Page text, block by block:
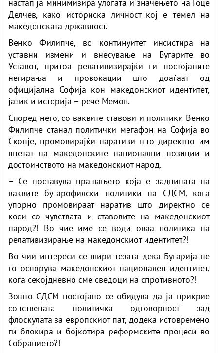
настап ја минимизира улогата и значењето на Гоце
Делчев, како историска личност кој е темел на
македонската државност.
Венко Филипче, во континуитет инсистира на
уставни измени и внесување на Бугарите во
Уставот, притоа релативизирајќи ги постојаните
негирања и провокации што доаѓаат од
официјална Софија кон македонскиот идентитет,
јазик и историја – рече Мемов.
Според него, со ваквите ставови и политики Венко
Филипче станал политички мегафон на Софија во
Скопје, промовирајќи наративи што директно им
штетат на македонските национални позиции и
достоинството на македонскиот народ.
– Се поставува прашањето која е заднината на
ваквите бугарофилски политики на СДСМ, кога
упорно промовираат наратив што директно се
коси со чувствата и ставовите на македонскиот
народ?! Во чие име се води оваа политика на
релативизирање на македонскиот идентитет?!
Во чии интереси се шири тезата дека Бугарија не
го оспорува македонскиот национален идентитет,
кога секојдневно сме сведоци на спротивното?!
Зошто СДСМ постојано се обидува да ја прикрие
сопствената политичка одговорност зад
флоскулата за европскиот пат, додека истовремено
ги блокира и бојкотира реформските процеси во
Собранието?!